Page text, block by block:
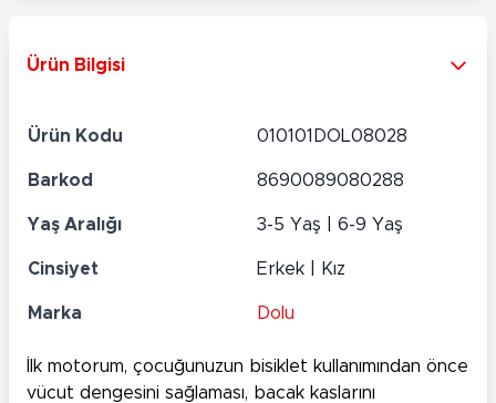
Ürün Bilgisi
Ürün Kodu 010101DOL08028
Barkod 8690089080288
Yaş Aralığı 3-5 Yaş | 6-9 Yaş
Cinsiyet Erkek | Kız
Marka Dolu
İlk motorum, çocuğunuzun bisiklet kullanımından önce
vücut dengesini sağlaması, bacak kaslarını